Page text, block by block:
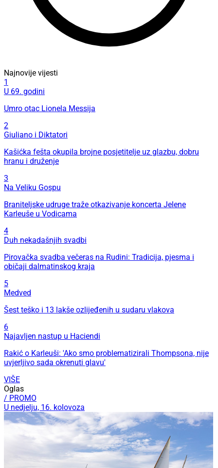
Najnovije vijesti
1
U 69. godini
Umro otac Lionela Messija
2
Giuliano i Diktatori
Kašićka fešta okupila brojne posjetitelje uz glazbu, dobru
hranu i druženje
3
Na Veliku Gospu
Braniteljske udruge traže otkazivanje koncerta Jelene
Karleuše u Vodicama
4
Duh nekadašnjih svadbi
Pirovačka svadba večeras na Rudini: Tradicija, pjesma i
običaji dalmatinskog kraja
5
Medved
Šest teško i 13 lakše ozlijeđenih u sudaru vlakova
6
Najavljen nastup u Haciendi
Rakić o Karleuši: 'Ako smo problematizirali Thompsona, nije
uvjerljivo sada okrenuti glavu'
VIŠE
Oglas
/ PROMO
U nedjelju, 16. kolovoza